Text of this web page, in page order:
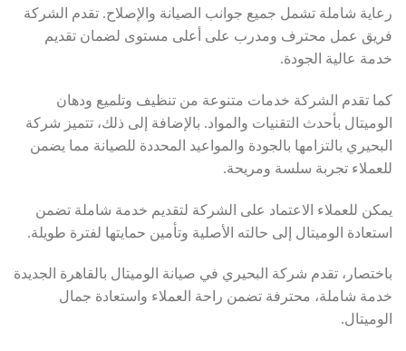
رعاية شاملة تشمل جميع جوانب الصيانة والإصلاح. تقدم الشركة
فريق عمل محترف ومدرب على أعلى مستوى لضمان تقديم
خدمة عالية الجودة.
كما تقدم الشركة خدمات متنوعة من تنظيف وتلميع ودهان
الوميتال بأحدث التقنيات والمواد. بالإضافة إلى ذلك، تتميز شركة
البحيري بالتزامها بالجودة والمواعيد المحددة للصيانة مما يضمن
للعملاء تجربة سلسة ومريحة.
يمكن للعملاء الاعتماد على الشركة لتقديم خدمة شاملة تضمن
استعادة الوميتال إلى حالته الأصلية وتأمين حمايتها لفترة طويلة.
باختصار، تقدم شركة البحيري في صيانة الوميتال بالقاهرة الجديدة
خدمة شاملة، محترفة تضمن راحة العملاء واستعادة جمال
الوميتال.